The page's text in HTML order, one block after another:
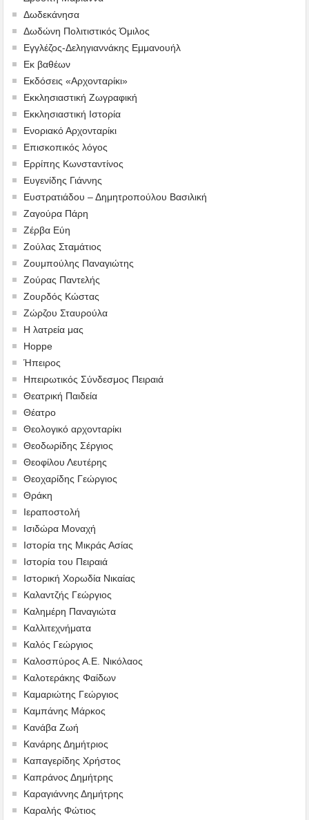
Δωδεκάνησα
Δωδώνη Πολιτιστικός Όμιλος
Εγγλέζος-Δεληγιαννάκης Εμμανουήλ
Εκ βαθέων
Εκδόσεις «Αρχονταρίκι»
Εκκλησιαστική Ζωγραφική
Εκκλησιαστική Ιστορία
Ενοριακό Αρχονταρίκι
Επισκοπικός λόγος
Ερρίπης Κωνσταντίνος
Ευγενίδης Γιάννης
Ευστρατιάδου – Δημητροπούλου Βασιλική
Ζαγούρα Πάρη
Ζέρβα Εύη
Ζούλας Σταμάτιος
Ζουμπούλης Παναγιώτης
Ζούρας Παντελής
Ζουρδός Κώστας
Ζώρζου Σταυρούλα
Η λατρεία μας
Hoppe
Ήπειρος
Ηπειρωτικός Σύνδεσμος Πειραιά
Θεατρική Παιδεία
Θέατρο
Θεολογικό αρχονταρίκι
Θεοδωρίδης Σέργιος
Θεοφίλου Λευτέρης
Θεοχαρίδης Γεώργιος
Θράκη
Ιεραποστολή
Ισιδώρα Μοναχή
Ιστορία της Μικράς Ασίας
Ιστορία του Πειραιά
Ιστορική Χορωδία Νικαίας
Καλαντζής Γεώργιος
Καλημέρη Παναγιώτα
Καλλιτεχνήματα
Καλός Γεώργιος
Καλοσπύρος Α.Ε. Νικόλαος
Καλοτεράκης Φαίδων
Καμαριώτης Γεώργιος
Καμπάνης Μάρκος
Κανάβα Ζωή
Κανάρης Δημήτριος
Καπαγερίδης Χρήστος
Καπράνος Δημήτρης
Καραγιάννης Δημήτρης
Καραλής Φώτιος